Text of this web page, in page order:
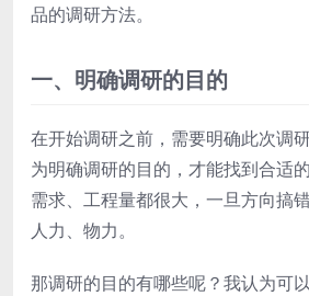
品的调研方法。
一、明确调研的目的
在开始调研之前，需要明确此次调
为明确调研的目的，才能找到合适
需求、工程量都很大，一旦方向搞
人力、物力。
那调研的目的有哪些呢？我认为可